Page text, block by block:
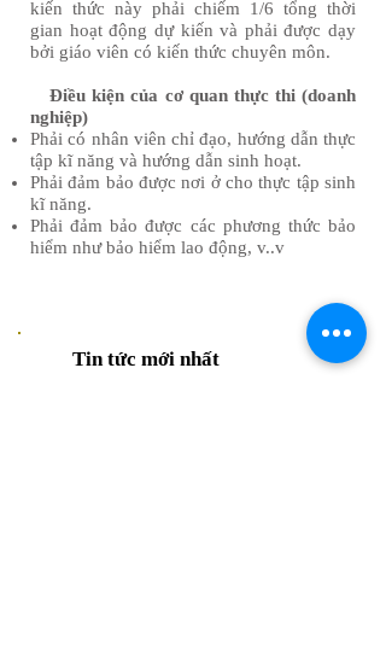
kiến thức này phải chiếm 1/6 tổng thời
gian hoạt động dự kiến và phải được dạy
bởi giáo viên có kiến thức chuyên môn.
Điều kiện của cơ quan thực thi (doanh
nghiệp)
Phải có nhân viên chỉ đạo, hướng dẫn thực
tập kĩ năng và hướng dẫn sinh hoạt.
Phải đảm bảo được nơi ở cho thực tập sinh
kĩ năng.
​Phải đảm bảo được các phương thức bảo
hiểm như bảo hiểm lao động, v..v
Tin tức mới nhất